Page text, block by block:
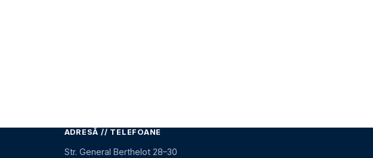
ADRESĂ // TELEFOANE
Str. General Berthelot 28–30